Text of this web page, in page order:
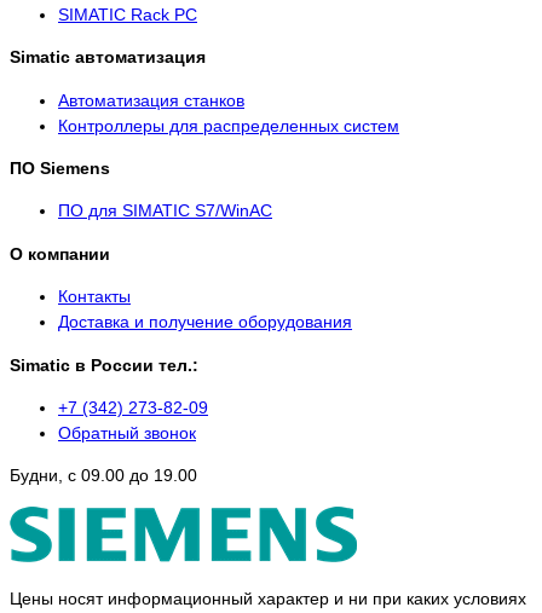
SIMATIC Rack PC
Simatic автоматизация
Автоматизация станков
Контроллеры для распределенных систем
ПО Siemens
ПО для SIMATIC S7/WinAC
О компании
Контакты
Доставка и получение оборудования
Simatic в России тел.:
+7 (342) 273-82-09
Обратный звонок
Будни, с 09.00 до 19.00
Цены носят информационный характер и ни при каких условиях